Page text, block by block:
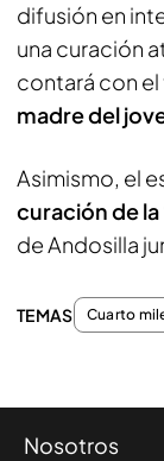
difusión en
una curación
contará con
madre del
Asimismo, el
curación de
de Andosilla
TEMAS Cuarto
Nosotros